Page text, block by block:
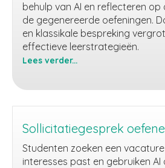
behulp van AI en reflecteren
de gegenereerde oefeningen.
en klassikale bespreking
effectieve leerstrategieën.
Lees verder...
behulp
AI
Sollicitatiegesprek
Studenten zoeken een
interesses past en gebruiken